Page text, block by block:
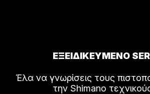
ΕΞΕΙΔΙΚΕΥΜΕΝΟ
Έλα να γνωρίσεις τους
την Shimano